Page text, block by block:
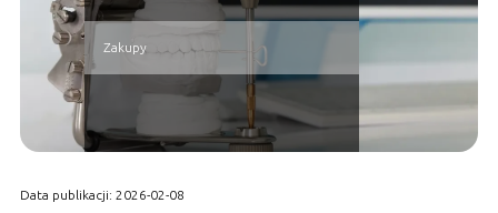
Zakupy
Data publikacji: 2026-02-08